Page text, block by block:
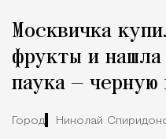
Москвичка
фрукты и
паука — черную
Город Николай